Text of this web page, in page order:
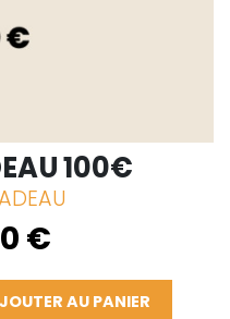
100€
€
AU PANIER